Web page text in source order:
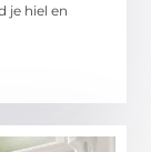
je hiel en